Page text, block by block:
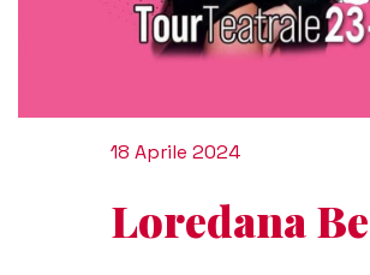
18 Aprile 2024
Loredana